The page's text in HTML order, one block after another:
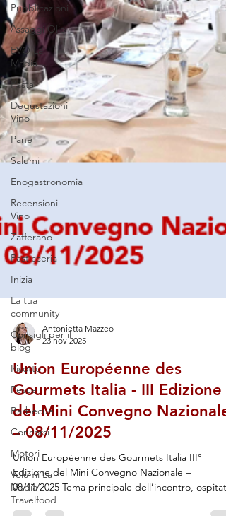
Pubblicazioni
Assaggi Olio
EVO La
Madia
Pasta
Degustazioni
Vino
Pane
Salumi
Enogastronomia
Recensioni
Vino
Zafferano
Pasticceria
Inizia
La tua
community
Consigli per il
blog
Risotto
Pesce
Barbecue
Concorsi
Motori
Volumi La
Madia
Travelfood
23 nov 2025
Union Européenne des
Gourmets Italia - III Edizione
del Mini Convegno Nazionale
– 08/11/2025
Union Européenne des Gourmets Italia III°
Edizione del Mini Convegno Nazionale –
08/11/2025 Tema principale dell’incontro, ospitato